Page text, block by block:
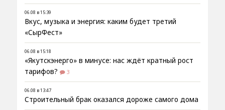
06.08 в 15:39
Вкус, музыка и энергия: каким будет третий
«СырФест»
06.08 в 15:18
«Якутскэнерго» в минусе: нас ждёт кратный рост
тарифов?
3
06.08 в 13:47
Строительный брак оказался дороже самого дома